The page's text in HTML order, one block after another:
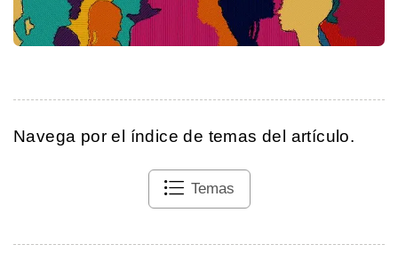
Navega por el índice de temas del artículo.
Temas